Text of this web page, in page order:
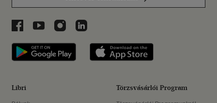
Libri a Facebookon
Libri a Youtube-on
Libri az Instagramon
Libri a LinkedInen
Libri applikáció Szerezd meg: Google
Libri Törzsvásárlói Program